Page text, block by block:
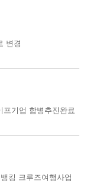
변경
기업 합병추진완료
킹 크루즈여행사업